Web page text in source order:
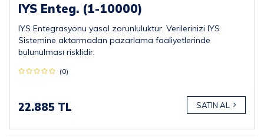
IYS Enteg. (1-10000)
IYS Entegrasyonu yasal zorunluluktur. Verilerinizi IYS
Sistemine aktarmadan pazarlama faaliyetlerinde
bulunulması risklidir.
(0)
22.885 TL SATIN AL